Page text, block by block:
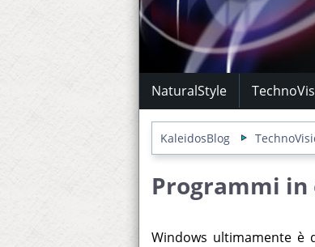
NaturalStyle
KaleidosBlog
Programmi in
Windows ultimamente è